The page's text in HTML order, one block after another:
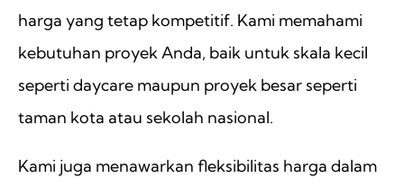
harga yang tetap kompetitif. Kami memahami
kebutuhan proyek Anda, baik untuk skala kecil
seperti daycare maupun proyek besar seperti
taman kota atau sekolah nasional.
Kami juga menawarkan fleksibilitas harga dalam